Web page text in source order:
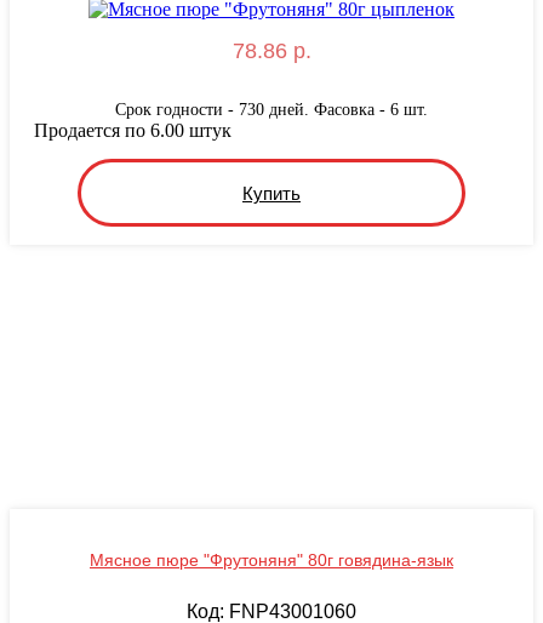
78.86 р.
Срок годности - 730 дней. Фасовка - 6 шт.
Купить
Продается по 6.00 штук
Мясное пюре "Фрутоняня" 80г говядина-язык
Код: FNP43001060